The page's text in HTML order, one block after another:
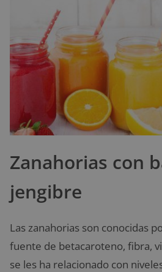
Zanahorias con
jengibre
Las zanahorias son conocidas
fuente de betacaroteno, fibra,
se les ha relacionado con